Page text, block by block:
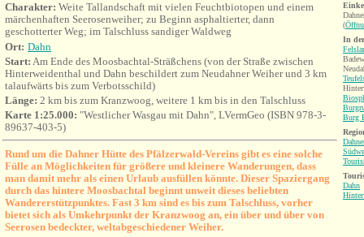
Charakter: Weite Tallandschaft mit vielen Feuchtbiotopen und einem
märchenhaften Seerosenweiher; zu Beginn asphaltierter, dann
geschotterter Weg; im Talschluss sandiger Waldweg
Ort: Dahn
Start: Am Ende des Moosbachtal-Sträßchens (von der Straße zwischen
Hinterweidenthal und Dahn beschildert zum Neudahner Weiher und 3 km
talaufwärts bis zum Verbotsschild)
Länge: 2 km bis zum Kranzwoog, weitere 1 km bis in den Talschluss
Karte 1:25.000: "Westlicher Wasgau mit Dahn", LVermGeo (ISBN 978-3-
89637-403-5)
Rund um die Dahner Hütte des Pfälzerwald-Vereins gibt es eine solche
Fülle an Möglichkeiten für größere und kleinere Wanderungen, dass
man damit mehr als einen Urlaub ausfüllen könnte. Dieser Spaziergang
durch das hintere Moosbachtal beginnt unweit dieses beliebten
Wandererstützpunktes. Fast 3 km sind es bis zum Talschluss, vorher
bietet sich als Umkehrpunkt der Kranzwoog an, ein über und über von
Seerosen bedeckter, weltabgeschiedener Weiher.
(
In
Burg
Dahn